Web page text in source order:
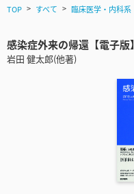
TOP すべて 臨床医学・内科系
感染症外来の帰還【電子版】
岩田 健太郎(他著)